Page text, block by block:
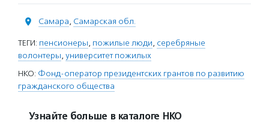
Самара, Самарская обл.
ТЕГИ: пенсионеры, пожилые люди, серебряные
волонтеры, университет пожилых
НКО: Фонд-оператор президентских грантов по развитию
гражданского общества
Узнайте больше в каталоге НКО